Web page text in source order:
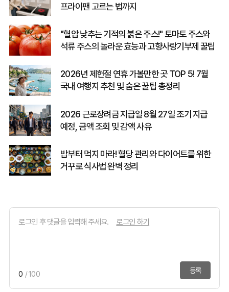
프라이팬 고르는 법까지
"혈압 낮추는 기적의 붉은 주스!" 토마토 주스와
석류 주스의 놀라운 효능과 고향사랑기부제 꿀팁
2026년 제헌절 연휴 가볼만한 곳 TOP 5! 7월
국내 여행지 추천 및 숨은 꿀팁 총정리
2026 근로장려금 지급일 8월 27일 조기 지급
예정, 금액 조회 및 감액 사유
밥부터 먹지 마라! 혈당 관리와 다이어트를 위한
거꾸로 식사법 완벽 정리
로그인 하기
0 / 100 등록